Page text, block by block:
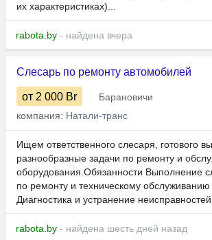
их характеристиках)...
rabota.by - найдена вчера
Слесарь по ремонту автомобилей
от 2 000 Br
Барановичи
компания: Натали-транс
Ищем ответственного слесаря, готового
разнообразные задачи по ремонту и
оборудования.Обязанности Выполнение
по ремонту и техническому
Диагностика и устранение
rabota.by - найдена шесть дней назад